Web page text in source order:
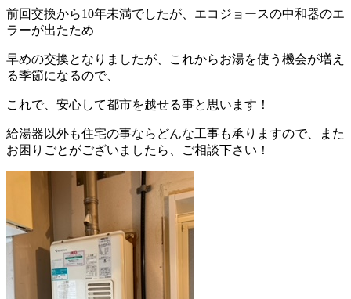
前回交換から10年未満でしたが、エコジョースの中和器のエ
ラーが出たため
早めの交換となりましたが、これからお湯を使う機会が増え
る季節になるので、
これで、安心して都市を越せる事と思います！
給湯器以外も住宅の事ならどんな工事も承りますので、また
お困りごとがございましたら、ご相談下さい！